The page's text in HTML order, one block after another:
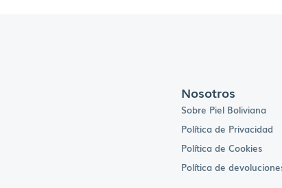
Nosotros
Sobre Piel Boliviana
Política de Privacidad
Política de Cookies
Política de